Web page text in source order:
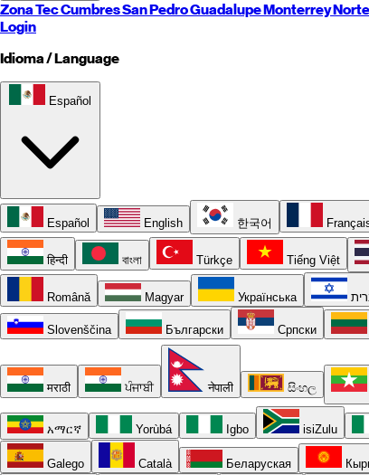
Zona TecCumbresSan PedroGuadalupeMonterreyNorte
Login
Idioma / Language
Español
Español English 한국어
हिन्दी বাংলা Türkçe Tiếng Việt
Română Magyar Українська
Slovenščina Български Српски
मराठी ਪੰਜਾਬੀ नेपाली සිංහල
አማርኛ Yorùbá Igbo isiZulu
Galego Català Беларуская